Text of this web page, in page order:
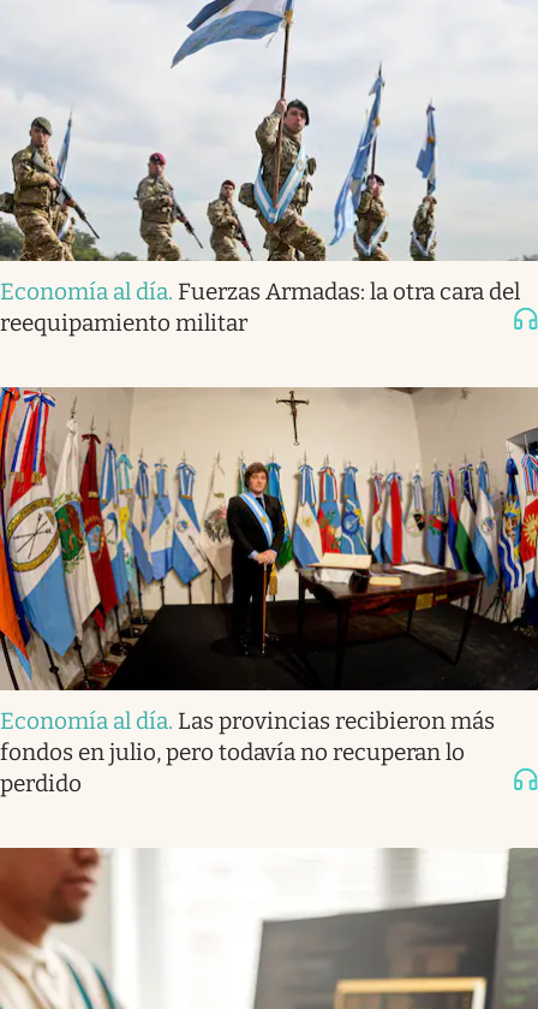
Economía al día. Fuerzas Armadas: la otra cara del
reequipamiento militar
Economía al día. Las provincias recibieron más
fondos en julio, pero todavía no recuperan lo
perdido